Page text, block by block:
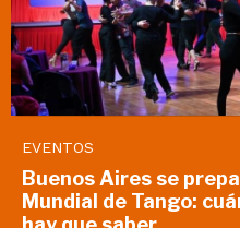
EVENTOS
Buenos Aires se
Mundial de Tango: